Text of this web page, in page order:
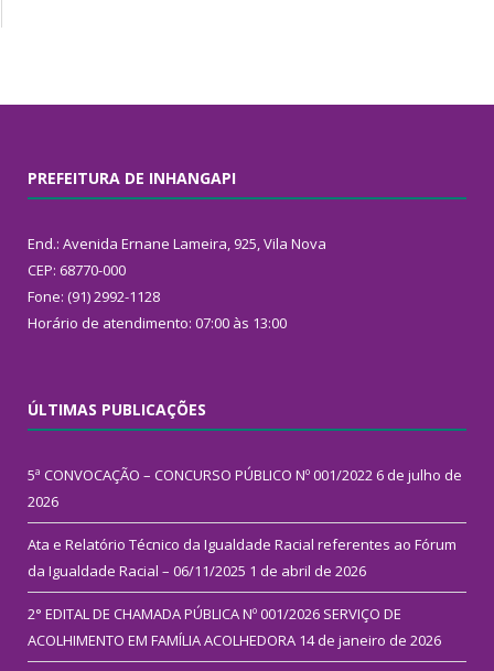
PREFEITURA DE INHANGAPI
End.: Avenida Ernane Lameira, 925, Vila Nova
CEP: 68770-000
Fone: (91) 2992-1128
Horário de atendimento: 07:00 às 13:00
ÚLTIMAS PUBLICAÇÕES
5ª CONVOCAÇÃO – CONCURSO PÚBLICO Nº 001/2022 6 de julho de
2026
Ata e Relatório Técnico da Igualdade Racial referentes ao Fórum
da Igualdade Racial – 06/11/2025 1 de abril de 2026
2° EDITAL DE CHAMADA PÚBLICA Nº 001/2026 SERVIÇO DE
ACOLHIMENTO EM FAMÍLIA ACOLHEDORA 14 de janeiro de 2026